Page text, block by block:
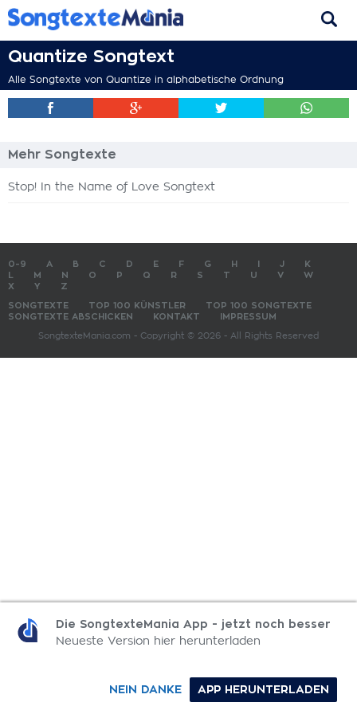
Quantize Songtext
Alle Songtexte von Quantize in alphabetische Ordnung
Mehr Songtexte
Stop! In the Name of Love Songtext
0-9 A B C D E F G H J
K
M N O P Q R S T U V
W
X
Y Z
SONGTEXTE TOP 100 KÜNSTLER
TOP 100 SONGTEXTE
SONGTEXTE ABSCHICKEN
KONTAKT IMPRESSUM
SongtexteMania.com - Copyright © 2026 - All Rights Reserved
Die SongtexteMania App - jetzt noch besser
Neueste Version hier herunterladen
APP HERUNTERLADEN
NEIN DANKE